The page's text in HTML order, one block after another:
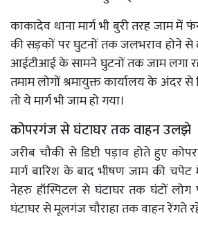
काकादेव थाना मार्ग भी बुरी तरह जाम
की सड़कों पर घुटनों तक जलभराव होने से
आईटीआई के सामने घुटनों तक जाम लगा
तमाम लोगों श्रमायुक्त कार्यालय के अंदर
तो ये मार्ग भी जाम हो गया।
कोपरगंज से घंटाघर तक वाहन उलझे
जरीब चौकी से डिप्टी पड़ाव होते हुए
मार्ग बारिश के बाद भीषण जाम की चपेट
नेहरु हॉस्पिटल से घंटाघर तक घंटों लोग
घंटाघर से मूलगंज चौराहा तक वाहन रेंगते